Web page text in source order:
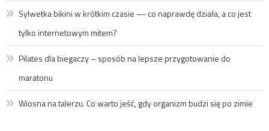
Sylwetka bikini w krótkim czasie — co naprawdę działa, a co jest
tylko internetowym mitem?
Pilates dla biegaczy – sposób na lepsze przygotowanie do
maratonu
Wiosna na talerzu. Co warto jeść, gdy organizm budzi się po zimie